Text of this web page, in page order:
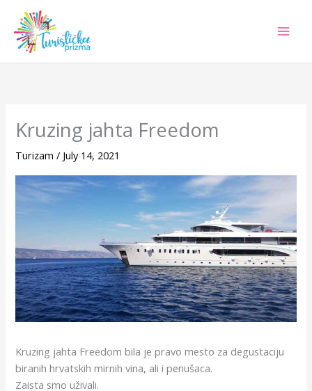
content
Kruzing jahta Freedom
Turizam / July 14, 2021
Kruzing jahta Freedom bila je pravo mesto za degustaciju
biranih hrvatskih mirnih vina, ali i penušaca.
Zaista smo uživali.